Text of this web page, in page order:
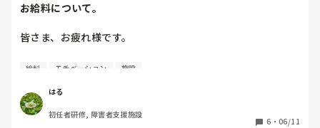
お給料について。
皆さま、お疲れ様です。
職場から今度のお給料が出せないかも。と言われました。
となると、ボーナスも出ない
給料 モチベーション 施設
はる
初任者研修, 障害者支援施設
6 ・ 06/11